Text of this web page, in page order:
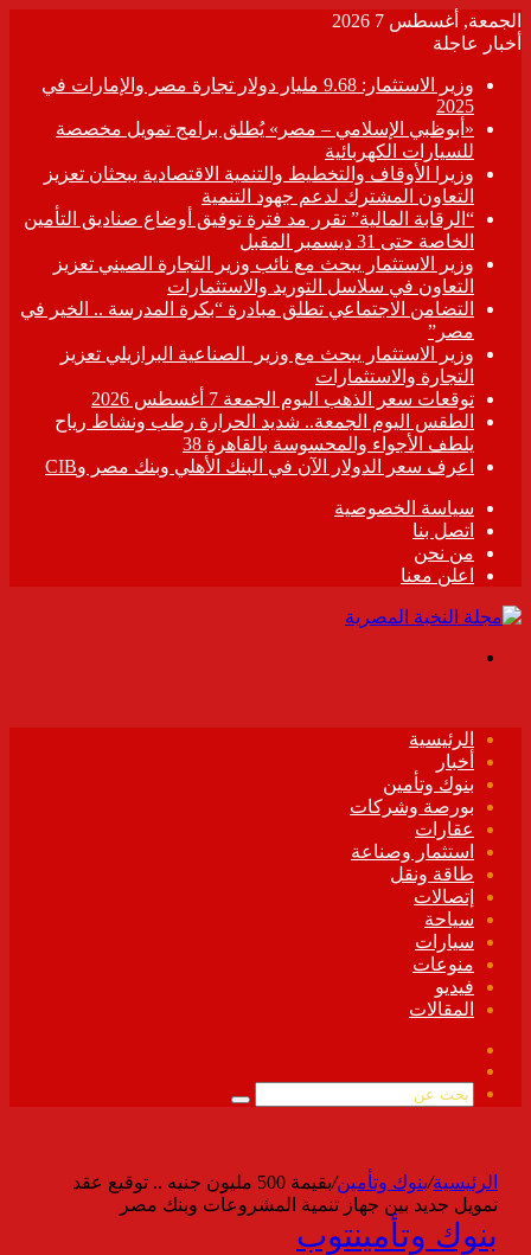
الجمعة, أغسطس 7 2026
أخبار عاجلة
وزير الاستثمار: 9.68 مليار دولار تجارة مصر والإمارات في
2025
«أبوظبي الإسلامي – مصر» يُطلق برامج تمويل مخصصة
للسيارات الكهربائية
وزيرا الأوقاف والتخطيط والتنمية الاقتصادية يبحثان تعزيز
التعاون المشترك لدعم جهود التنمية
“الرقابة المالية” تقرر مد فترة توفيق أوضاع صناديق التأمين
الخاصة حتى 31 ديسمبر المقبل
وزير الاستثمار يبحث مع نائب وزير التجارة الصيني تعزيز
التعاون في سلاسل التوريد والاستثمارات
التضامن الاجتماعي تطلق مبادرة “بكرة المدرسة .. الخير في
مصر”
وزير الاستثمار يبحث مع وزير الصناعية البرازيلي تعزيز
التجارة والاستثمارات
توقعات سعر الذهب اليوم الجمعة 7 أغسطس 2026
الطقس اليوم الجمعة.. شديد الحرارة رطب ونشاط رياح
يلطف الأجواء والمحسوسة بالقاهرة 38
اعرف سعر الدولار الآن في البنك الأهلي وبنك مصر وCIB
سياسة الخصوصية
اتصل بنا
من نحن
اعلن معنا
الرئيسية
أخبار
بنوك وتأمين
بورصة وشركات
عقارات
استثمار وصناعة
طاقة ونقل
إتصالات
سياحة
سيارات
منوعات
فيديو
المقالات
الموقع
بحث
الرئيسية/بنوك وتأمين/
بقيمة 500 مليون جنيه .. توقيع عقد
تمويل جديد بين جهاز تنمية المشروعات وبنك مصر
بنوك وتأمينتوب